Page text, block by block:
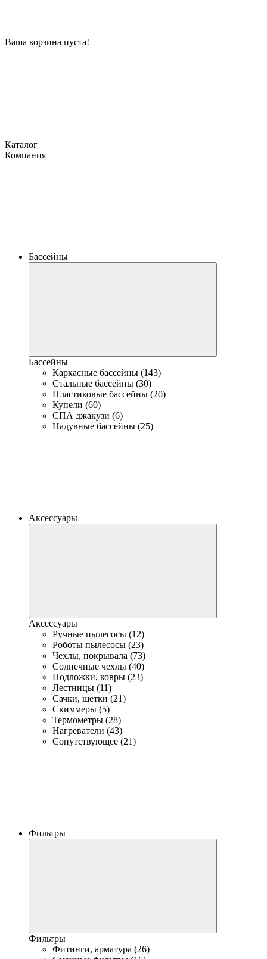
Ваша корзина пуста!
Каталог
Компания
Бассейны
Бассейны
Каркасные бассейны (143)
Стальные бассейны (30)
Пластиковые бассейны (20)
Купели (60)
СПА джакузи (6)
Надувные бассейны (25)
Аксессуары
Аксессуары
Ручные пылесосы (12)
Роботы пылесосы (23)
Чехлы, покрывала (73)
Солнечные чехлы (40)
Подложки, ковры (23)
Лестницы (11)
Сачки, щетки (21)
Скиммеры (5)
Термометры (28)
Нагреватели (43)
Сопутствующее (21)
Фильтры
Фильтры
Фитинги, арматура (26)